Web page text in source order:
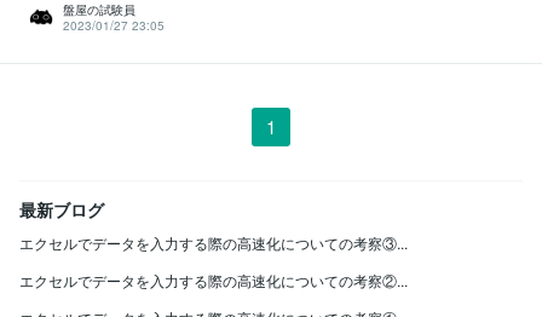
盤屋の試験員
2023/01/27 23:05
1
最新ブログ
エクセルでデータを入力する際の高速化についての考察③...
エクセルでデータを入力する際の高速化についての考察②...